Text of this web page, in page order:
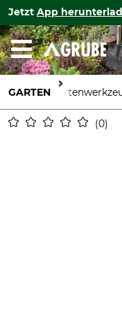
Jetzt App
GARTEN
0